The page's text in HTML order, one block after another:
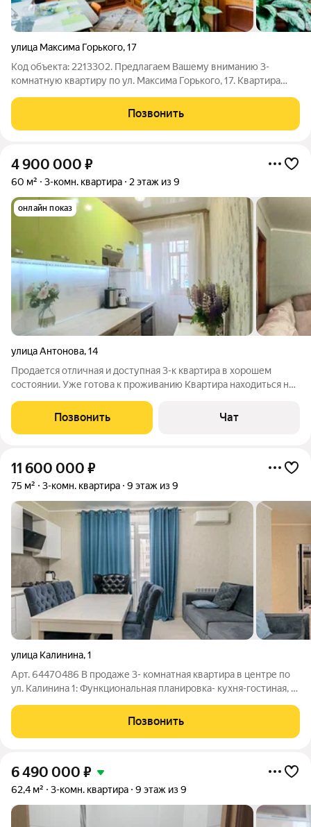
улица Максима Горького,17
Код объекта: 2213302. Предлагаем Вашему вниманию 3-
комнатную квартиру по ул. Максима Горького, 17. Квартира
огороженной территорией двора в доме 2 подъезда. Общая
площадь -116,4 кв.м Жилая
Позвонить
4 900 000 ₽
60 м² 3-комн. квартира 2 этаж из 9
онлайн показ
улица Антонова,14
Продается отличная и доступная 3-к квартира в хорошем
состоянии. Уже готова к проживанию Квартира находиться на
позволяет жить здесь сразу после покупки, не вкладывая
миллионы. Что имеем:
Позвонить Чат
11 600 000 ₽
75 м² 3-комн. квартира 9 этаж из 9
улица Калинина,1
Арт. 64470486 В продаже 3- комнатная квартира в центре по
ул. Калинина 1: Функциональная планировка- кухня-гостиная, 2
кирпичного
Позвонить
6 490 000 ₽
62,4 м² 3-комн. квартира 9 этаж из 9